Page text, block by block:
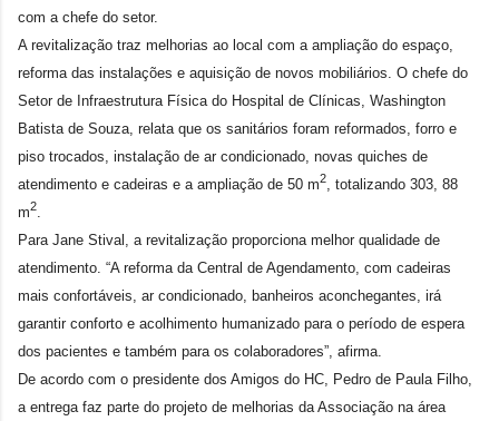
com a chefe do setor.
A revitalização traz melhorias ao local com a ampliação do espaço,
reforma das instalações e aquisição de novos mobiliários. O chefe do
Setor de Infraestrutura Física do Hospital de Clínicas, Washington
Batista de Souza, relata que os sanitários foram reformados, forro e
piso trocados, instalação de ar condicionado, novas quiches de
atendimento e cadeiras e a ampliação de 50 m2, totalizando 303, 88
m2.
Para Jane Stival, a revitalização proporciona melhor qualidade de
atendimento. “A reforma da Central de Agendamento, com cadeiras
mais confortáveis, ar condicionado, banheiros aconchegantes, irá
garantir conforto e acolhimento humanizado para o período de espera
dos pacientes e também para os colaboradores”, afirma.
De acordo com o presidente dos Amigos do HC, Pedro de Paula Filho,
a entrega faz parte do projeto de melhorias da Associação na área